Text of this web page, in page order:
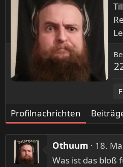
Profilnachrichten
Othuum
18.
Was ist das bloß